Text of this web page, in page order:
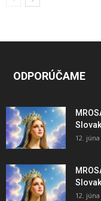
ODPORÚČAME
12.
12.